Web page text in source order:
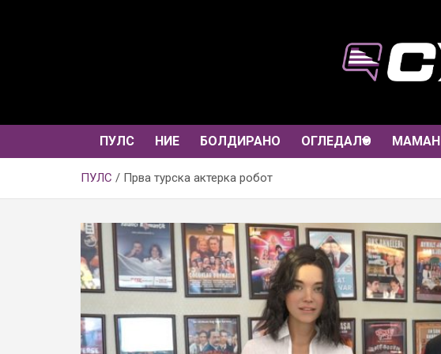
ПУЛС НИЕ БОЛДИРАНО ОГЛЕДАЛО МАМАН
ПУЛС Прва турска актерка робот